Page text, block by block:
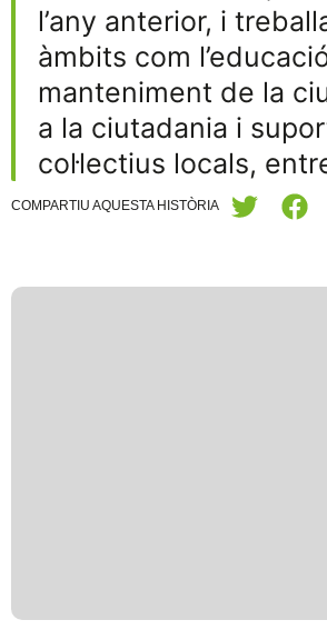
l’any anterior, i
àmbits com
manteniment de la
a la ciutadania i
col·lectius locals,
COMPARTIU AQUESTA HISTÒRIA